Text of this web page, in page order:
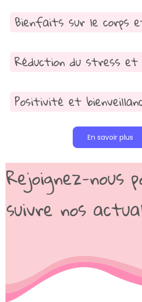
Bienfaits sur le corps
Réduction du stress
Positivité et
En savoir plus
Rejoignez-nous
suivre nos